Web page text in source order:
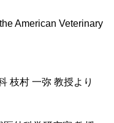
American Veterinary
枝村 一弥 教授より